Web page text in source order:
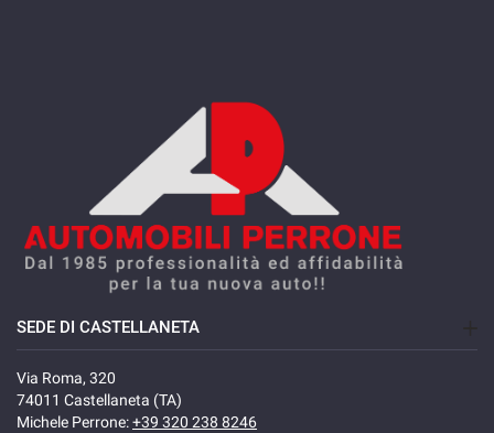
SEDE DI CASTELLANETA
Via Roma, 320
74011 Castellaneta (TA)
Michele Perrone:+39 320 238 8246